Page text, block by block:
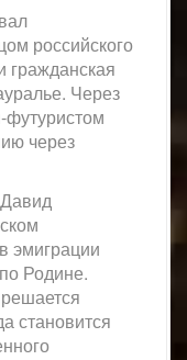
российского
гражданская
Через
футуристом
через
эмиграции
Родине.
становится